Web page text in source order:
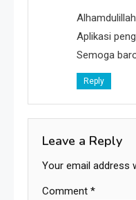
Aplikasi
Semoga
Reply
Leave a Reply
Your email address
Comment *